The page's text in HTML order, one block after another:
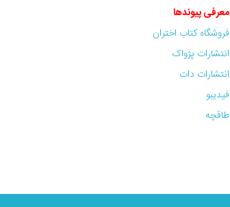
معرفی پیوندها
فروشگاه کتاب اختران
انتشارات پژواک
انتشارات دات
فیدیبو
طاقچه